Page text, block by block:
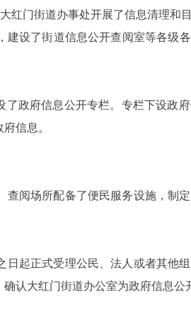
红门街道办事处开展了信息清理和
设了街道信息公开查阅室等各级
政府信息公开专栏。专栏下设政
信息。
阅场所配备了便民服务设施，制
起正式受理公民、法人或者其他
认大红门街道办公室为政府信息公